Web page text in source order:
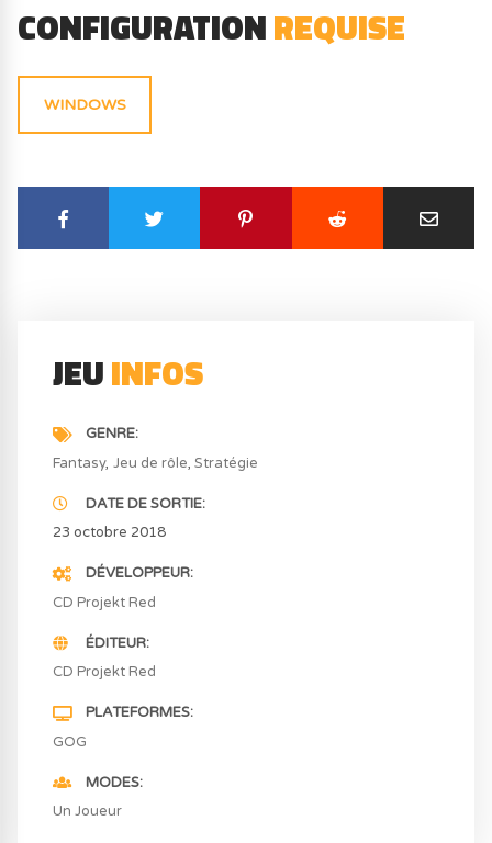
CONFIGURATIONREQUISE
WINDOWS
JEUINFOS
GENRE
Fantasy Jeu de rôle Stratégie
DATE DE SORTIE
23 octobre 2018
DÉVELOPPEUR
CD Projekt Red
ÉDITEUR
CD Projekt Red
PLATEFORMES
GOG
MODES
Un Joueur